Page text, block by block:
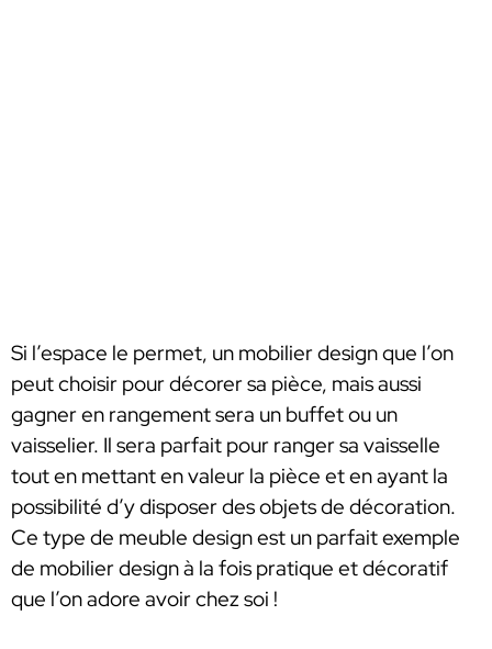
Si l’espace le permet, un mobilier design que l’on
peut choisir pour décorer sa pièce, mais aussi
gagner en rangement sera un buffet ou un
vaisselier. Il sera parfait pour ranger sa vaisselle
tout en mettant en valeur la pièce et en ayant la
possibilité d’y disposer des objets de décoration.
Ce type de meuble design est un parfait exemple
de mobilier design à la fois pratique et décoratif
que l’on adore avoir chez soi !